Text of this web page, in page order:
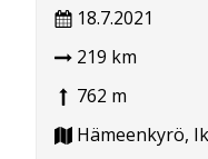
18.7.2021
219 km
762 m
Hämeenkyrö,